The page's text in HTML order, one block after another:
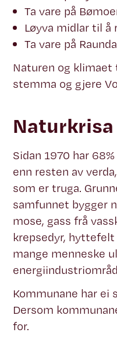
Ta vare på
Løyva midlar til å
Ta vare på
Naturen og klimaet
stemma og gjere
Naturkrisa
Sidan 1970 har
enn resten av
som er truga.
samfunnet bygger
mose, gass frå
krepsedyr,
mange menneske
Kommunane har
Dersom
for.